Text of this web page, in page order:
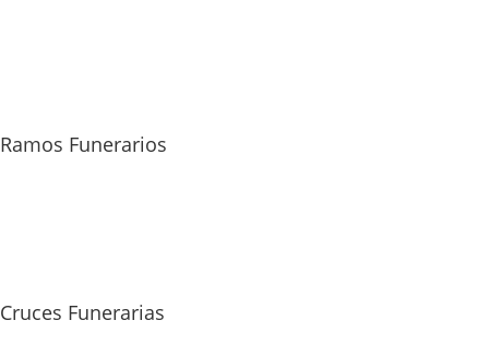
Ramos Funerarios
Cruces Funerarias